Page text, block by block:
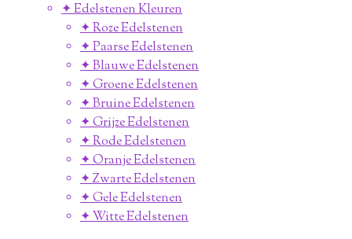
✦ Edelstenen Kleuren
✦ Roze Edelstenen
✦ Paarse Edelstenen
✦ Blauwe Edelstenen
✦ Groene Edelstenen
✦ Bruine Edelstenen
✦ Grijze Edelstenen
✦ Rode Edelstenen
✦ Oranje Edelstenen
✦ Zwarte Edelstenen
✦ Gele Edelstenen
✦ Witte Edelstenen